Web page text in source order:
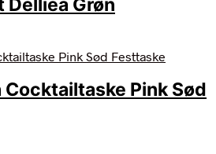
Grøn
Pink Sød